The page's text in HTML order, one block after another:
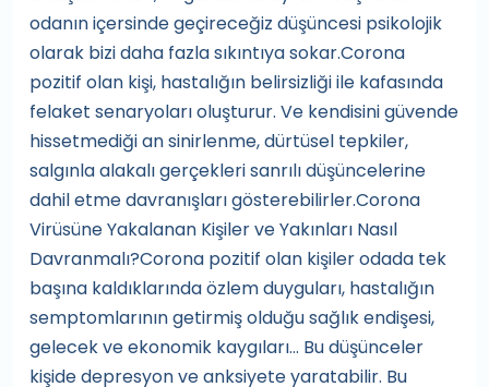
odanın içersinde geçireceğiz düşüncesi psikolojik
olarak bizi daha fazla sıkıntıya sokar.Corona
pozitif olan kişi, hastalığın belirsizliği ile kafasında
felaket senaryoları oluşturur. Ve kendisini güvende
hissetmediği an sinirlenme, dürtüsel tepkiler,
salgınla alakalı gerçekleri sanrılı düşüncelerine
dahil etme davranışları gösterebilirler.Corona
Virüsüne Yakalanan Kişiler ve Yakınları Nasıl
Davranmalı?Corona pozitif olan kişiler odada tek
başına kaldıklarında özlem duyguları, hastalığın
semptomlarının getirmiş olduğu sağlık endişesi,
gelecek ve ekonomik kaygıları… Bu düşünceler
kişide depresyon ve anksiyete yaratabilir. Bu